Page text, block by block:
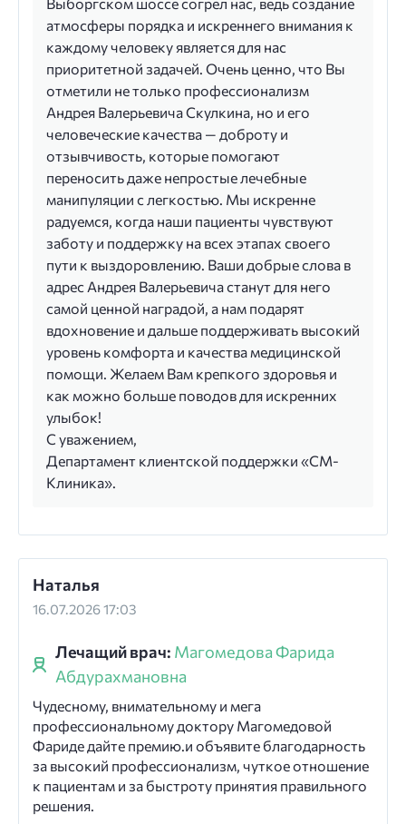
атмосферы порядка и искреннего внимания к
каждому человеку является для нас
приоритетной задачей. Очень ценно, что Вы
отметили не только профессионализм
Андрея Валерьевича Скулкина, но и его
человеческие качества — доброту и
отзывчивость, которые помогают
переносить даже непростые лечебные
манипуляции с легкостью. Мы искренне
радуемся, когда наши пациенты чувствуют
заботу и поддержку на всех этапах своего
пути к выздоровлению. Ваши добрые слова в
адрес Андрея Валерьевича станут для него
самой ценной наградой, а нам подарят
вдохновение и дальше поддерживать высокий
уровень комфорта и качества медицинской
помощи. Желаем Вам крепкого здоровья и
как можно больше поводов для искренних
улыбок!
С уважением,
Департамент клиентской поддержки «СМ-
Клиника».
Наталья
16.07.2026 17:03
Лечащий врач: Магомедова Фарида
Абдурахмановна
Чудесному, внимательному и мега
профессиональному доктору Магомедовой
Фариде дайте премию.и объявите благодарность
за высокий профессионализм, чуткое отношение
к пациентам и за быстроту принятия правильного
решения.